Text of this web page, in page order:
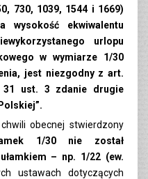
730, 1039, 1544 i 1669)
ekwiwalentu
urlopu
w wymiarze 1/30
jest niezgodny z art.
ust. 3 zdanie drugie
obecnej stwierdzony
1/30 nie został
– np. 1/22 (ew.
ustawach dotyczących